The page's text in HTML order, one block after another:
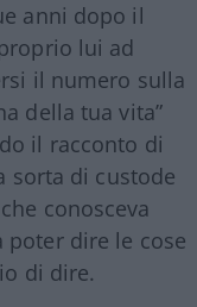
anni dopo il
lui ad
il numero sulla
della tua vita”
il racconto di
sorta di custode
conosceva
poter dire le cose
di dire.